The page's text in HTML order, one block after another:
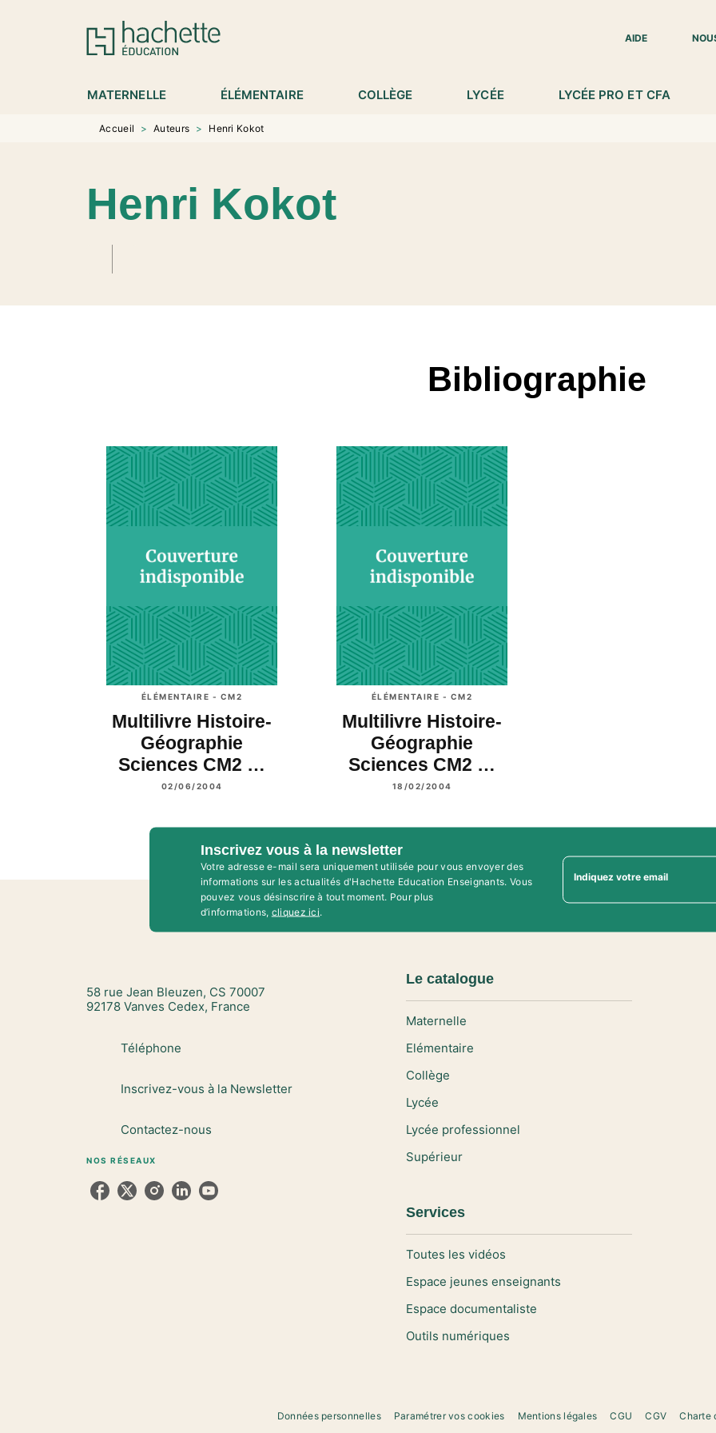
MENU RECHERCHE
AIDE
MATERNELLE ÉLÉMENTAIRE COLLÈGE LYCÉE LYCÉE PRO ET CFA
Accueil > Auteurs > Henri Kokot
Henri Kokot
Bibliographie
ÉLÉMENTAIRE - CM2
Multilivre Histoire-
Géographie
Sciences CM2 …
02/06/2004
ÉLÉMENTAIRE - CM2
Multilivre Histoire-
Géographie
Sciences CM2 …
18/02/2004
Inscrivez vous à la newsletter
Votre adresse e-mail sera uniquement utilisée pour vous envoyer des
informations sur les actualités d'Hachette Education Enseignants. Vous
pouvez vous désinscrire à tout moment. Pour plus
d’informations, cliquez ici.
Indiquez votre email
58 rue Jean Bleuzen, CS 70007
92178 Vanves Cedex, France
Téléphone
Inscrivez-vous à la Newsletter
Contactez-nous
NOS RÉSEAUX
Le catalogue
Maternelle
Elémentaire
Collège
Lycée
Lycée professionnel
Supérieur
Services
Toutes les vidéos
Espace jeunes enseignants
Espace documentaliste
Outils numériques
Données personnelles Paramétrer vos cookies Mentions légales CGU CGV Charte